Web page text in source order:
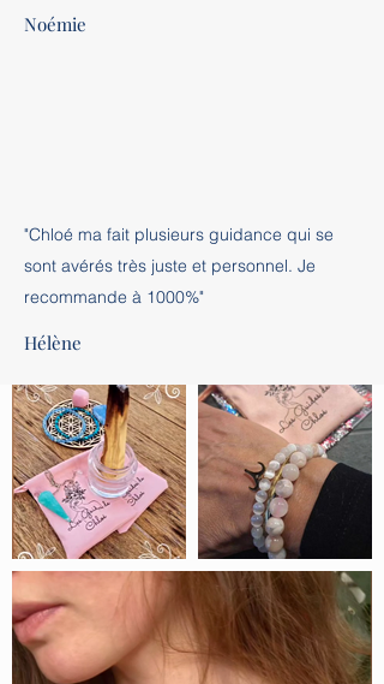
Noémie
"Chloé ma fait plusieurs guidance qui se
sont avérés très juste et personnel. Je
recommande à 1000%"
Hélène